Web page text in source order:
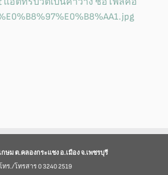
กษม ต.คลองกระแชง อ.เมือง จ.เพชรบุรี
ทร./โทรสาร 0 3240 2519